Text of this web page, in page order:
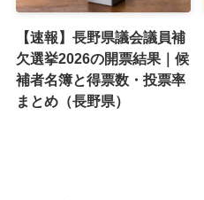
【速報】長野県議会議員補
欠選挙2026の開票結果｜候
補者名簿と得票数・投票率
まとめ（長野県）